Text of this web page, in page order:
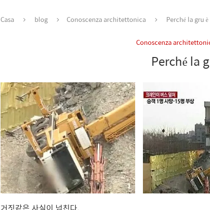
Casa blog Conoscenza architettonica Perché la gru
Conoscenza
Perché la